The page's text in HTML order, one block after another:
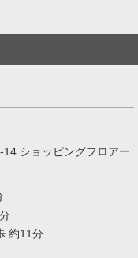
ショッピングフロアー
約11分